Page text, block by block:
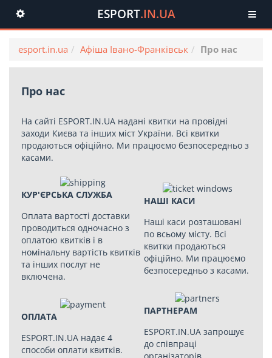
Toggle
navigation
ESPORT.IN.UA
esport.in.ua Афіша Івано-Франківськ Про нас
Про нас
На сайті ESPORT.IN.UA надані квитки на провідні
заходи Києва та інших міст України. Всі квитки
продаються офіційно. Ми працюємо безпосередньо з
касами.
КУР'ЄРСЬКА СЛУЖБА
Оплата вартості доставки
проводиться одночасно з
оплатою квитків і в
номінальну вартість квитків
та інших послуг не
включена.
НАШІ КАСИ
Наші каси розташовані
по всьому місту. Всі
квитки продаються
офіційно. Ми працюємо
безпосередньо з касами.
ОПЛАТА
ESPORT.IN.UA надає 4
способи оплати квитків.
ПАРТНЕРАМ
ESPORT.IN.UA запрошує
до співпраці